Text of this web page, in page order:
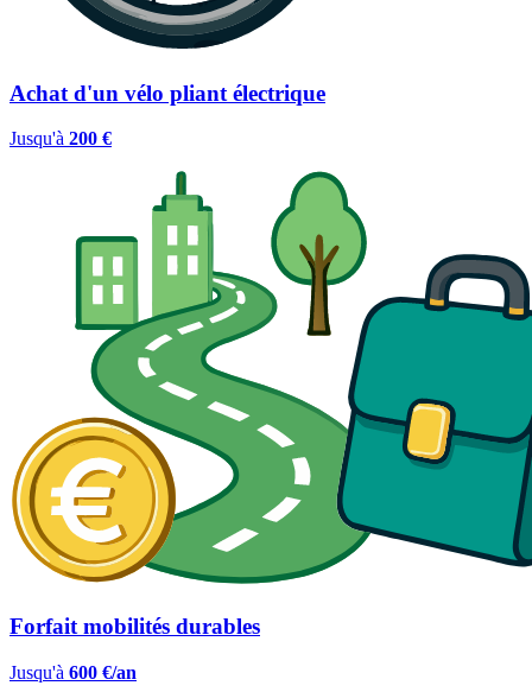
Achat d'un vélo pliant électrique
Jusqu'à 200 €
Forfait mobilités durables
Jusqu'à 600 €/an